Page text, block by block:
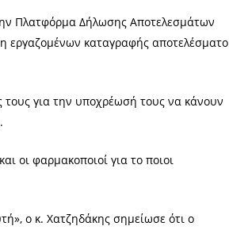
Πλατφόρμα Δήλωσης Αποτελεσμάτων
καταγραφής αποτελέσματος
τους για την υποχρέωσή τους να κάνουν
οι φαρμακοποιοί για το ποιοι
ο κ. Χατζηδάκης σημείωσε ότι ο